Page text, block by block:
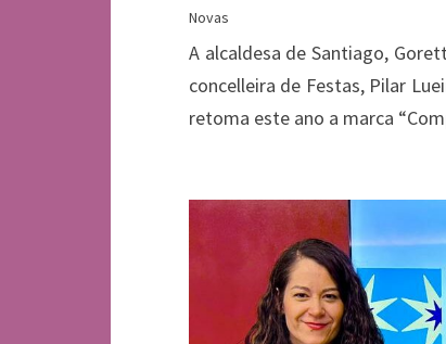
Novas
A alcaldesa de Santiago,
concelleira de Festas, Pilar
retoma este ano a marca